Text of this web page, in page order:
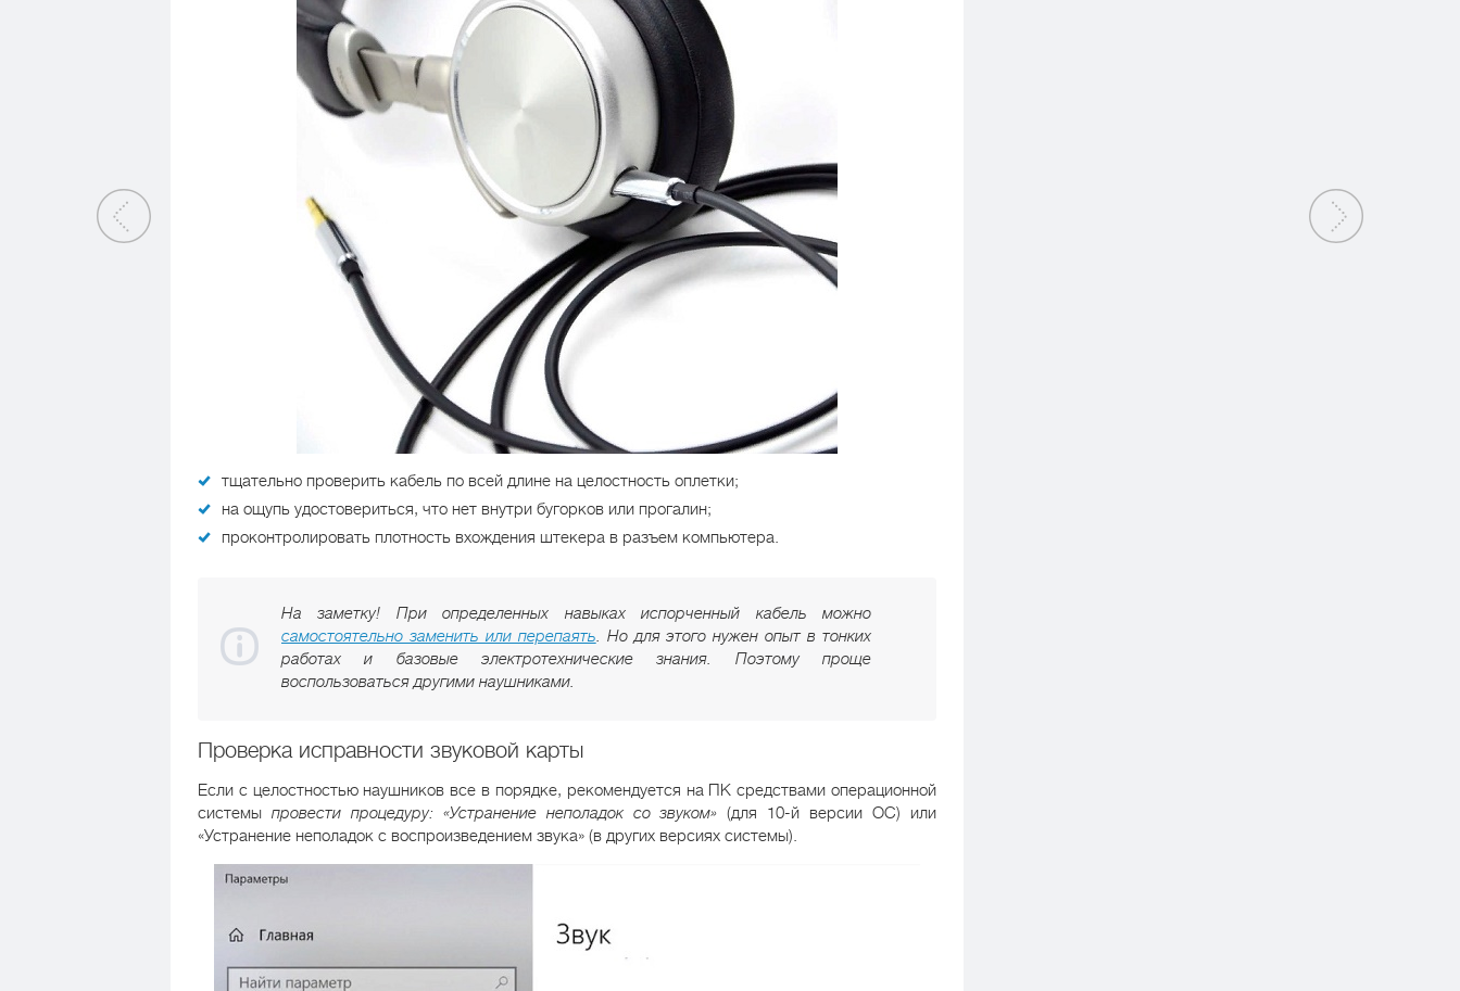
тщательно проверить кабель по всей длине на целостность оплетки;
на ощупь удостовериться, что нет внутри бугорков или прогалин;
проконтролировать плотность вхождения штекера в разъем компьютера.
На заметку! При определенных навыках испорченный кабель можно
самостоятельно заменить или перепаять . Но для этого нужен опыт в тонких
работах и базовые электротехнические знания. Поэтому проще
воспользоваться другими наушниками.
Проверка исправности звуковой карты
Если с целостностью наушников все в порядке, рекомендуется на ПК средствами операционной
системы провести процедуру: «Устранение неполадок со звуком» (для 10-й версии ОС) или
«Устранение неполадок с воспроизведением звука» (в других версиях системы).